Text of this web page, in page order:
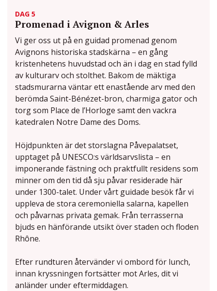
DAG 5
Promenad i Avignon & Arles
Vi ger oss ut på en guidad promenad genom
Avignons historiska stadskärna – en gång
kristenhetens huvudstad och än i dag en stad fylld
av kulturarv och stolthet. Bakom de mäktiga
stadsmurarna väntar ett enastående arv med den
berömda Saint-Bénézet-bron, charmiga gator och
torg som Place de l’Horloge samt den vackra
katedralen Notre Dame des Doms.
Höjdpunkten är det storslagna Påvepalatset,
upptaget på UNESCO:s världsarvslista – en
imponerande fästning och praktfullt residens som
minner om den tid då sju påvar residerade här
under 1300-talet. Under vårt guidade besök får vi
uppleva de stora ceremoniella salarna, kapellen
och påvarnas privata gemak. Från terrasserna
bjuds en hänförande utsikt över staden och floden
Rhône.
Efter rundturen återvänder vi ombord för lunch,
innan kryssningen fortsätter mot Arles, dit vi
anländer under eftermiddagen.